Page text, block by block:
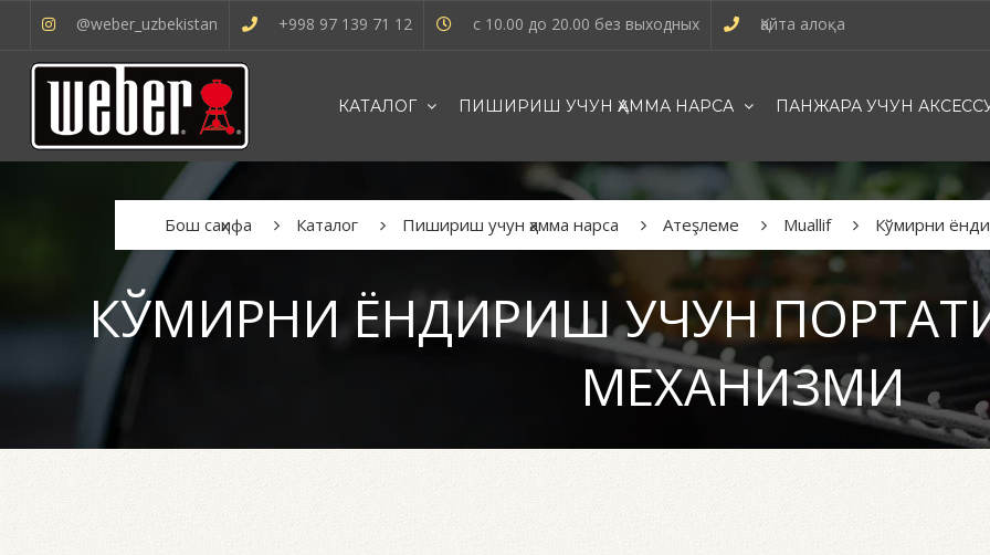
@weber_uzbekistan +998 97 139 71 12 с 10.00 до 20.00 без выходных Қайта алоқа
КАТАЛОГ ПИШИРИШ УЧУН ҲАММА НАРСА ПАНЖАРА УЧУН
КЎМИРНИ ЁНДИРИШ УЧУН
МЕХАНИЗМИ
Бош саҳифа Каталог Пишириш учун ҳамма нарса Атеşлеме Muallif Кўмирни